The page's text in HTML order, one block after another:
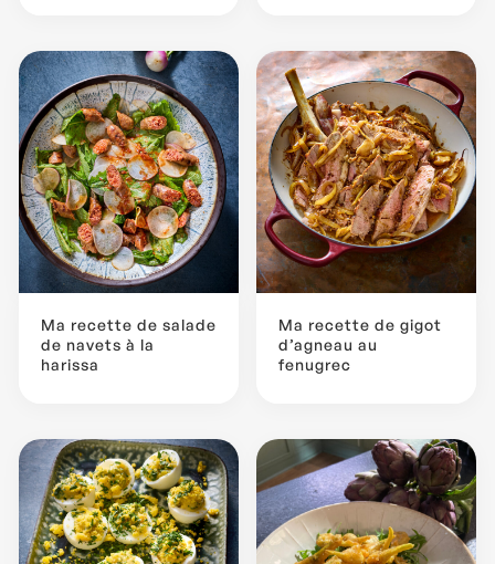
Ma recette de salade
de navets à la
harissa
Ma recette de gigot
d’agneau au
fenugrec